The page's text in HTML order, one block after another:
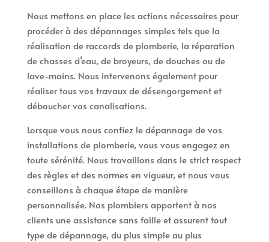
Nous mettons en place les actions nécessaires pour
procéder à des dépannages simples tels que la
réalisation de raccords de plomberie, la réparation
de chasses d’eau, de broyeurs, de douches ou de
lave-mains. Nous intervenons également pour
réaliser tous vos travaux de désengorgement et
déboucher vos canalisations.
Lorsque vous nous confiez le dépannage de vos
installations de plomberie, vous vous engagez en
toute sérénité. Nous travaillons dans le strict respect
des règles et des normes en vigueur, et nous vous
conseillons à chaque étape de manière
personnalisée. Nos plombiers apportent à nos
clients une assistance sans faille et assurent tout
type de dépannage, du plus simple au plus